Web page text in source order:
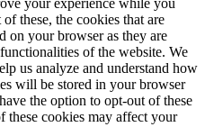
these, the cookies that are
on your browser as they are
of the website. We
us analyze and understand how
will be stored in your browser
the option to opt-out of these
these cookies may affect your